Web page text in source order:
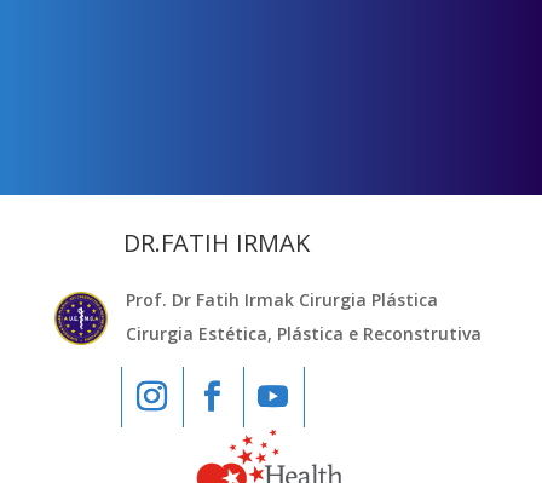
DR.FATIH IRMAK
Prof. Dr Fatih Irmak Cirurgia Plástica
Cirurgia Estética, Plástica e Reconstrutiva